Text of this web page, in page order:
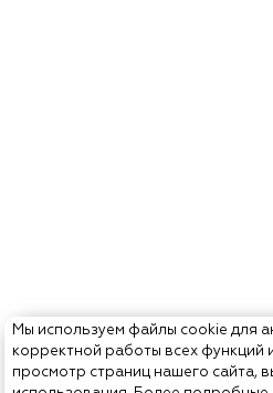
Мы используем файлы cookie для
корректной работы всех функций
просмотр страниц нашего сайта,